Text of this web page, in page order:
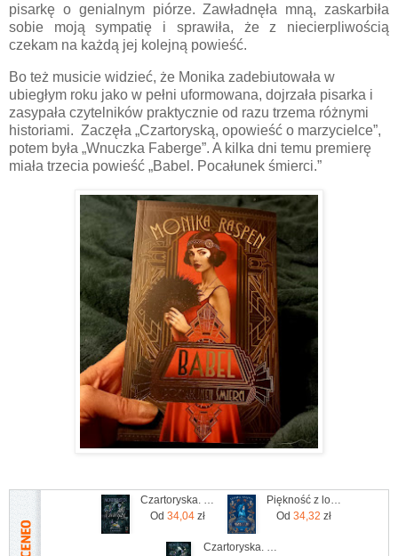
pisarkę o genialnym piórze. Zawładnęła mną, zaskarbiła
sobie moją sympatię i sprawiła, że z niecierpliwością
czekam na każdą jej kolejną powieść.
Bo też musicie widzieć, że Monika zadebiutowała w
ubiegłym roku jako w pełni uformowana, dojrzała pisarka i
zasypała czytelników praktycznie od razu trzema różnymi
historiami. Zaczęła „Czartoryską, opowieść o marzycielce”,
potem była „Wnuczka Faberge”. A kilka dni temu premierę
miała trzecia powieść „Babel. Pocałunek śmierci.”
Czartoryska. Historia o marzycielce
Od 34,04 zł
Piękność z lodu. Kobiety Romanowów, tom 3
Od 34,32 zł
Czartoryska. Historia o marzycielce